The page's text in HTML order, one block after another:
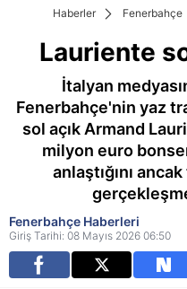
Haberler Fenerbahçe
Lauriente
İtalyan
Fenerbahçe'nin yaz
sol açık Armand
milyon euro
anlaştığını
Fenerbahçe Haberleri
Giriş Tarihi: 08 Mayıs 2026 06:50